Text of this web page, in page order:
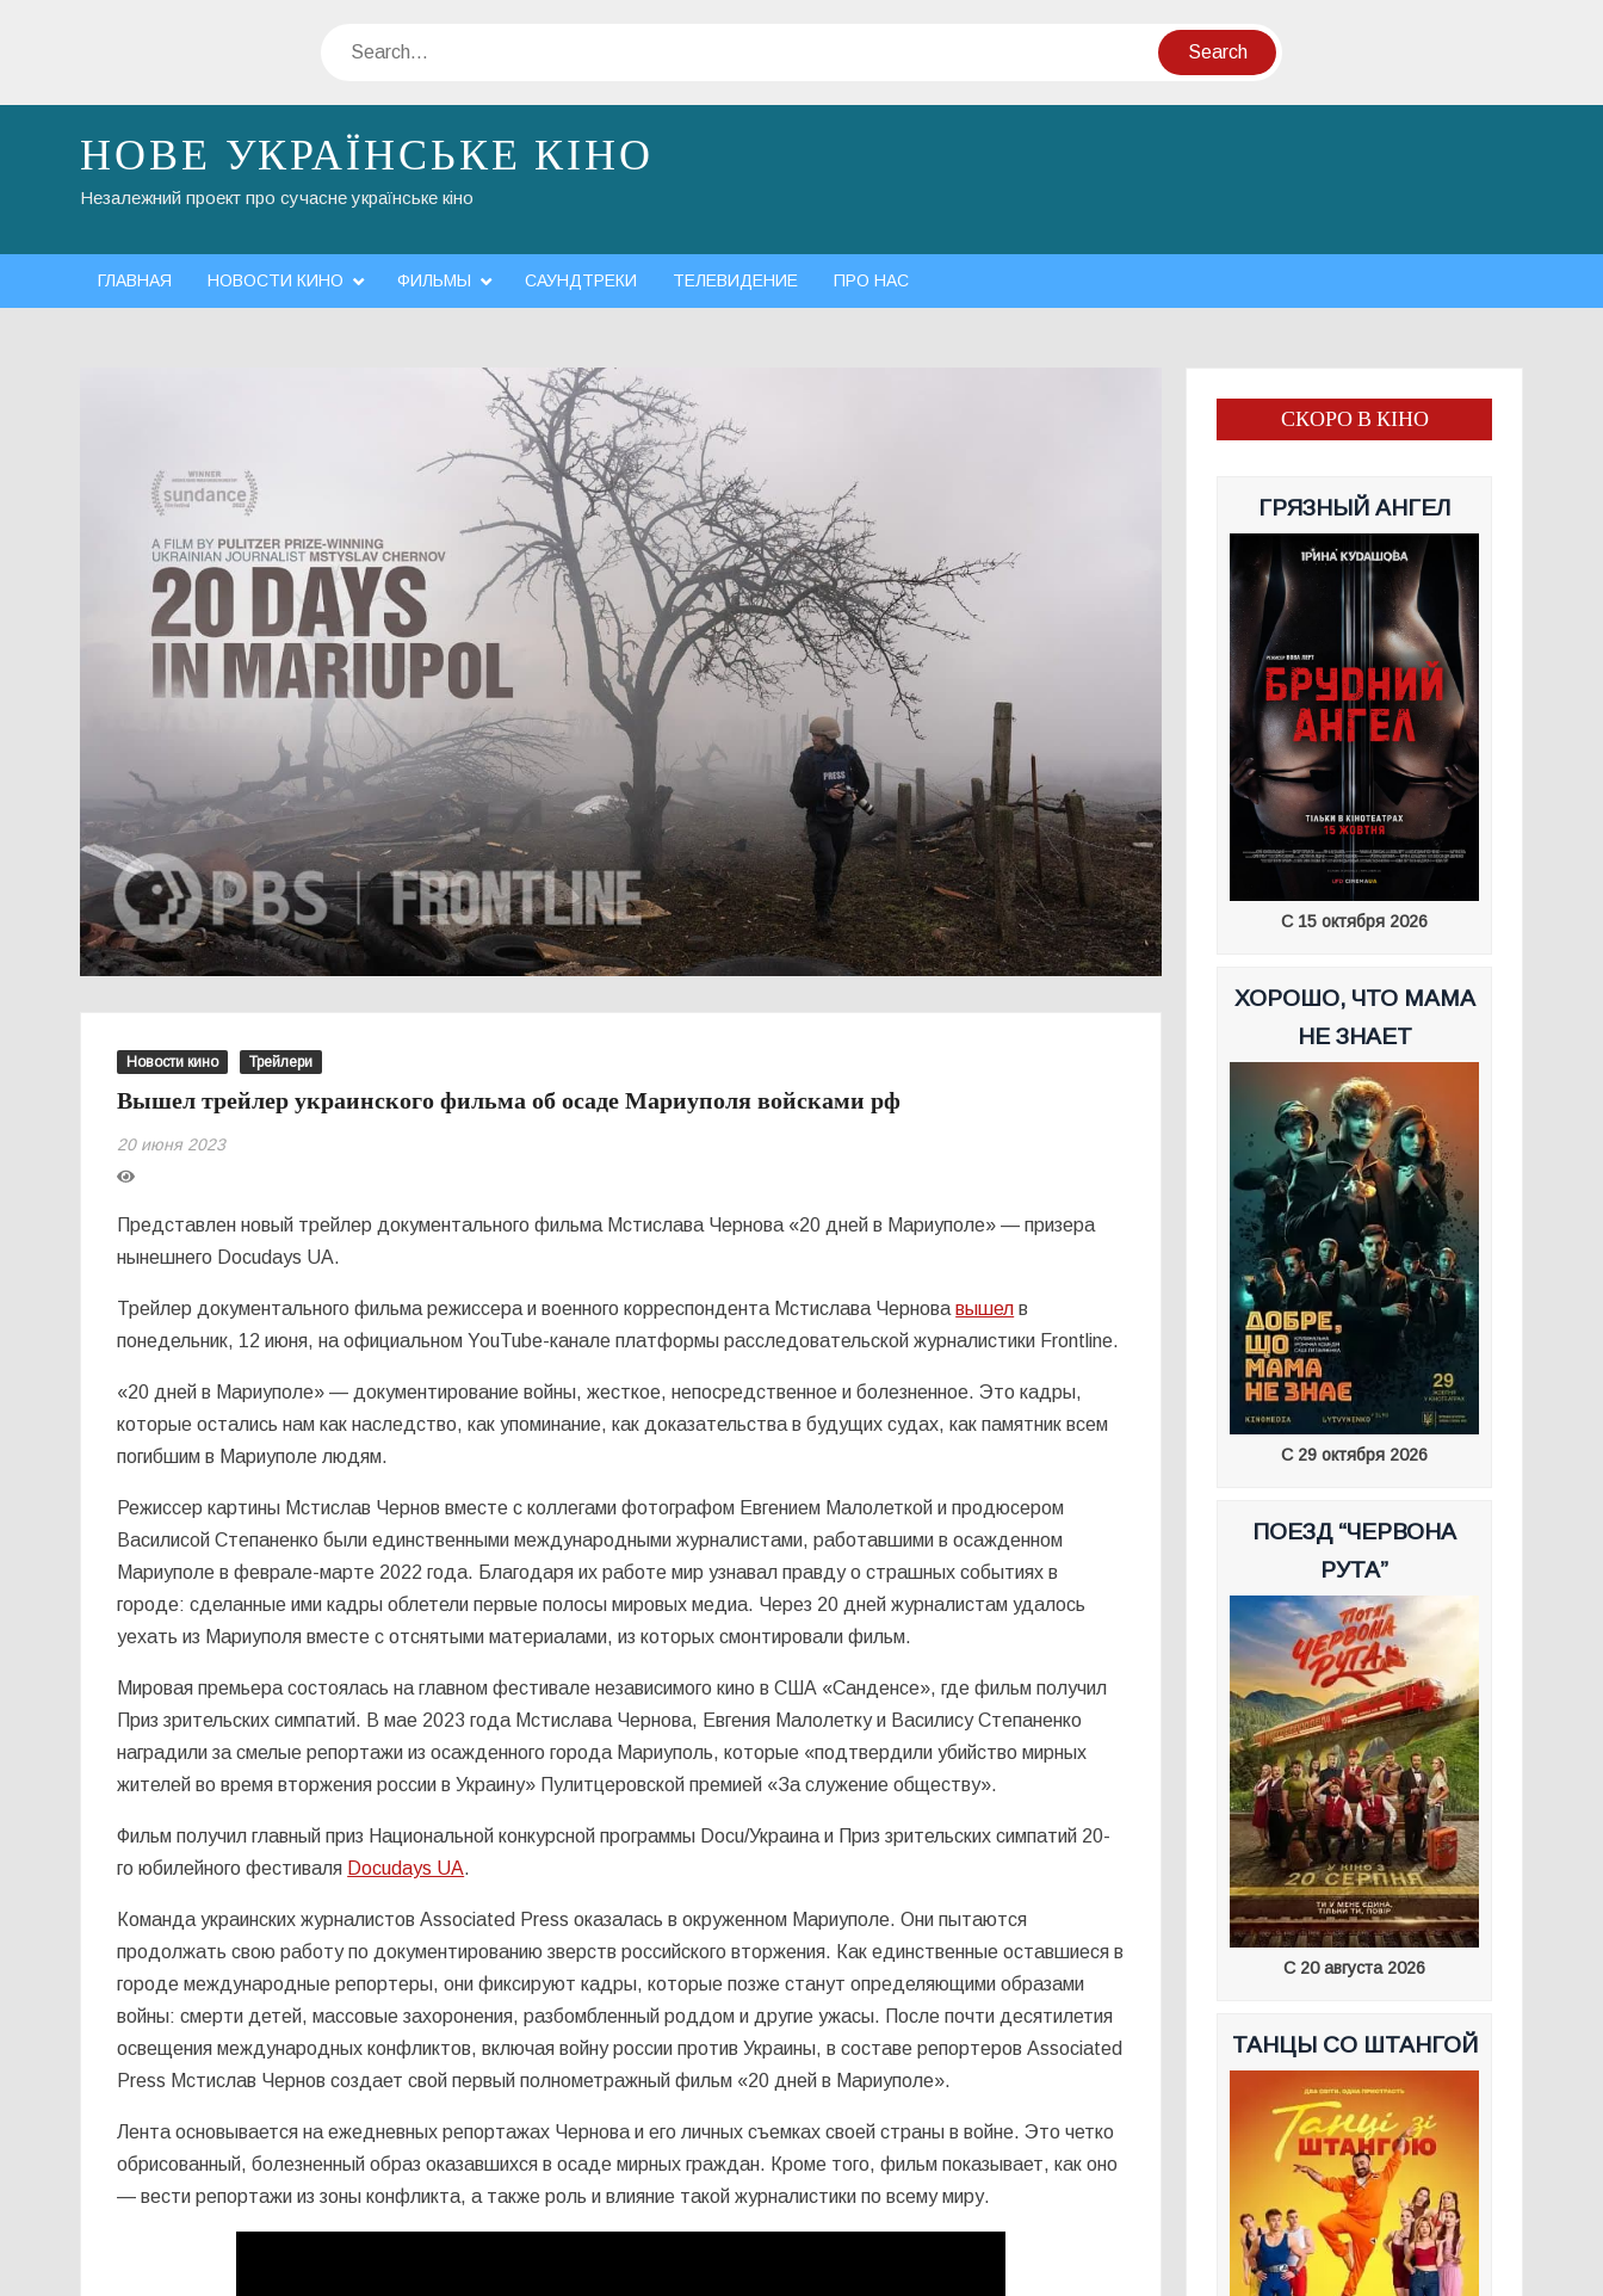
Search
НОВЕ УКРАЇНСЬКЕ КІНО
Незалежний проект про сучасне українське кіно
ГЛАВНАЯ НОВОСТИ КИНО ФИЛЬМЫ САУНДТРЕКИ ТЕЛЕВИДЕНИЕ ПРО НАС
Новости кино Трейлери
Вышел трейлер украинского фильма об осаде Мариуполя войсками рф
20 июня 2023
Представлен новый трейлер документального фильма Мстислава Чернова «20 дней в Мариуполе» — призера
нынешнего Docudays UA.
Трейлер документального фильма режиссера и военного корреспондента Мстислава Черновавышел в
понедельник, 12 июня, на официальном YouTube-канале платформы расследовательской журналистики Frontline.
«20 дней в Мариуполе» — документирование войны, жесткое, непосредственное и болезненное. Это кадры,
которые остались нам как наследство, как упоминание, как доказательства в будущих судах, как памятник всем
погибшим в Мариуполе людям.
Режиссер картины Мстислав Чернов вместе с коллегами фотографом Евгением Малолеткой и продюсером
Василисой Степаненко были единственными международными журналистами, работавшими в осажденном
Мариуполе в феврале-марте 2022 года. Благодаря их работе мир узнавал правду о страшных событиях в
городе: сделанные ими кадры облетели первые полосы мировых медиа. Через 20 дней журналистам удалось
уехать из Мариуполя вместе с отснятыми материалами, из которых смонтировали фильм.
Мировая премьера состоялась на главном фестивале независимого кино в США «Санденсе», где фильм получил
Приз зрительских симпатий. В мае 2023 года Мстислава Чернова, Евгения Малолетку и Василису Степаненко
наградили за смелые репортажи из осажденного города Мариуполь, которые «подтвердили убийство мирных
жителей во время вторжения россии в Украину» Пулитцеровской премией «За служение обществу».
Фильм получил главный приз Национальной конкурсной программы Docu/Украина и Приз зрительских симпатий 20-
го юбилейного фестиваля Docudays UA.
Команда украинских журналистов Associated Press оказалась в окруженном Мариуполе. Они пытаются
продолжать свою работу по документированию зверств российского вторжения. Как единственные оставшиеся в
городе международные репортеры, они фиксируют кадры, которые позже станут определяющими образами
войны: смерти детей, массовые захоронения, разбомбленный роддом и другие ужасы. После почти десятилетия
освещения международных конфликтов, включая войну россии против Украины, в составе репортеров Associated
Press Мстислав Чернов создает свой первый полнометражный фильм «20 дней в Мариуполе».
Лента основывается на ежедневных репортажах Чернова и его личных съемках своей страны в войне. Это четко
обрисованный, болезненный образ оказавшихся в осаде мирных граждан. Кроме того, фильм показывает, как оно
— вести репортажи из зоны конфликта, а также роль и влияние такой журналистики по всему миру.
СКОРО В КІНО
ГРЯЗНЫЙ АНГЕЛ
С 15 октября 2026
ХОРОШО, ЧТО МАМА
НЕ ЗНАЕТ
С 29 октября 2026
ПОЕЗД “ЧЕРВОНА
РУТА”
С 20 августа 2026
ТАНЦЫ СО ШТАНГОЙ